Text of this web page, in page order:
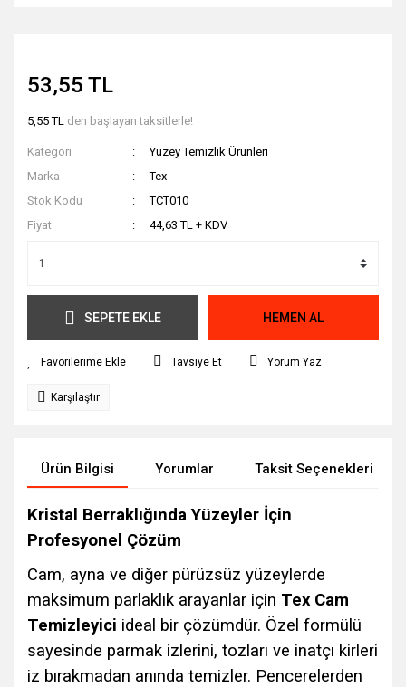
53,55 TL
5,55 TL den başlayan taksitlerle!
Kategori
Yüzey Temizlik Ürünleri
Marka
Tex
Stok Kodu
TCT010
Fiyat
44,63 TL + KDV
SEPETE EKLE HEMEN AL
Tavsiye Et Yorum Yaz
Karşılaştır
Ürün Bilgisi Yorumlar Taksit Seçenekleri
Kristal Berraklığında Yüzeyler İçin
Profesyonel Çözüm
Cam, ayna ve diğer pürüzsüz yüzeylerde
maksimum parlaklık arayanlar için Tex Cam
Temizleyici ideal bir çözümdür. Özel formülü
sayesinde parmak izlerini, tozları ve inatçı kirleri
iz bırakmadan anında temizler. Pencerelerden